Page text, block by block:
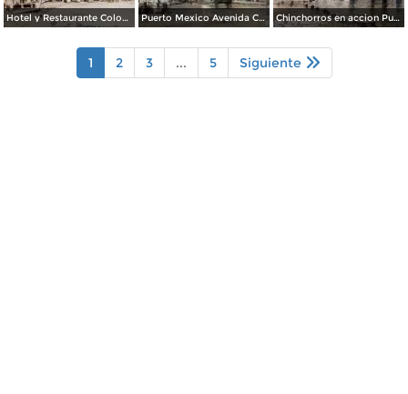
Hotel y Restaurante Colon Puero Mexico Coatzacoalcos, Veracruz. Puerto Mexico Avenida Corregidora ( Circulada el 4 de junio de 1932 ). Chinchorros en accion Puerto Mexico ( Circulada el 20 de Octubre de 1927 ).
1 2 3 ... 5 Siguiente